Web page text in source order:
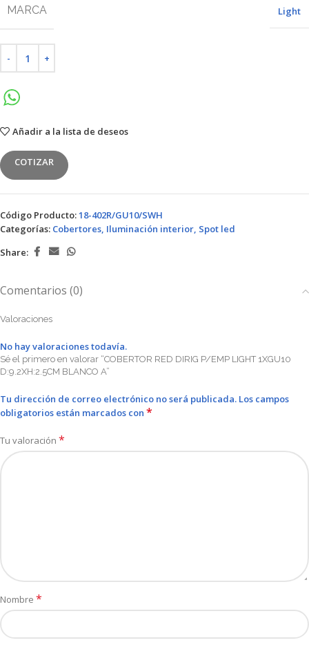
MARCA Light
Añadir a la lista de deseos
COTIZAR
Código Producto:18-402R/GU10/SWH
Categorías: Cobertores, Iluminación interior, Spot led
Share:
Comentarios (0)
Valoraciones
No hay valoraciones todavía.
Sé el primero en valorar “COBERTOR RED DIRIG P/EMP LIGHT 1XGU10
D:9.2XH:2.5CM BLANCO A”
Tu dirección de correo electrónico no será publicada. Los campos
obligatorios están marcados con *
Tu valoración *
Nombre *